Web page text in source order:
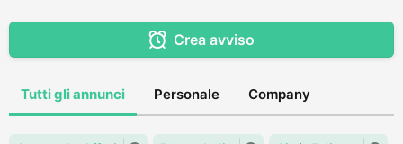
Crea avviso
Tutti gli annunci Personale Company